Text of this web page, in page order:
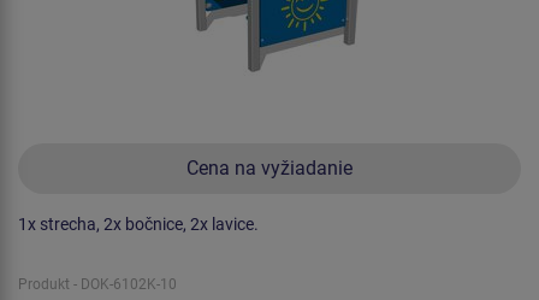
Cena na vyžiadanie
1x strecha, 2x bočnice, 2x lavice.
Produkt - DOK-6102K-10